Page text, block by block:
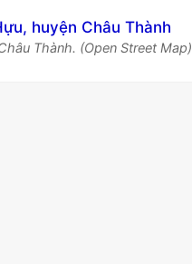
Thành. (Open Street Map)